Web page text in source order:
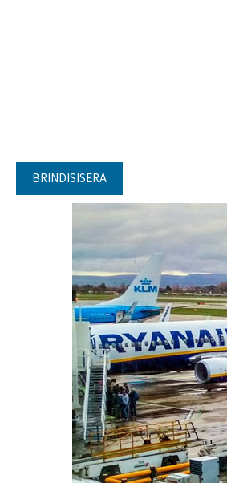
BRINDISISERA